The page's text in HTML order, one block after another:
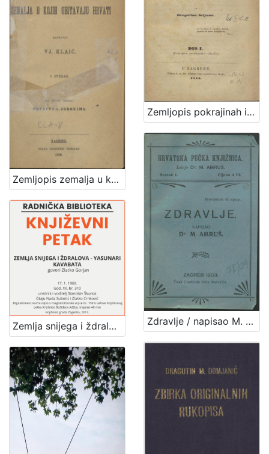
Zemljopis zemalja u kojih obitavaju Hrvati
Zemljopis pokrajinah ilirskih iliti Ogledalo zemlje, na kojoj pribiva narod ilirsko-slavjanski sa opisanjem berdah, potokah, gradovah i znatniih mestah polag sadanjeg stališa, s kratkim dogodopisnim dodatkom i priloženim krajobrazom iliti mapom / od Dragutina Seljana
Zemlja snijega i ždralova - Yasunari Kavabata : Književni petak, 17. 1. 1969., dvorana u Medulićevoj 30 / govori Zlatko Gorjan ; čitaju Nada Subotić i Zlatko Crnković ; urednik i voditelj Stanislav Škunca Zdravlje / napisao M. [Milan] Amruš